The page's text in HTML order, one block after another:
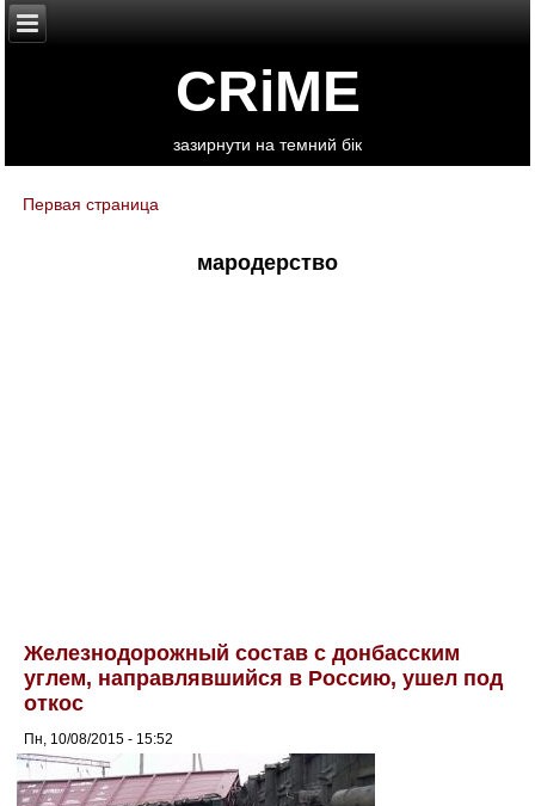
CRiME
зазирнути на темний бік
You are here
Первая страница
мародерство
Железнодорожный состав с донбасским
углем, направлявшийся в Россию, ушел под
откос
Пн, 10/08/2015 - 15:52